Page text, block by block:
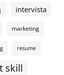
intervista
marketing
resume
skill